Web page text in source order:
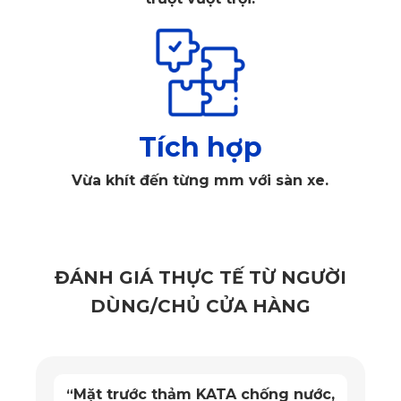
Thảm sàn ô tô 360 độ dành riêng cho Maserati Levante
được thiết kế theo kích thước chuẩn xác
2. Vì Sao Maserati Levante Nên Trang
Với thiết kế bao phủ kín toàn bộ sàn xe, thảm sàn ô tô 360
bản. Điều này đặc biệt hữu ích trong những chuyến đi xa
Tích hợp
Vừa khít đến từng mm với sàn xe.
ĐÁNH GIÁ THỰC TẾ TỪ NGƯỜI
DÙNG/CHỦ CỬA HÀNG
“Mặt trước thảm KATA chống nước,